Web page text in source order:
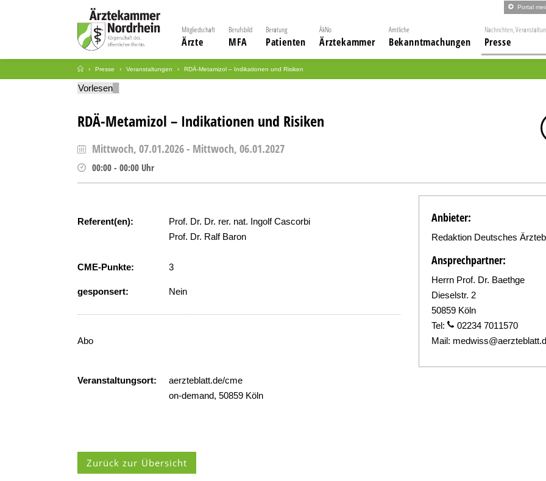
Portal
Mitgliedschaft
Ärzte
Berufsbild
MFA
Beratung
Patienten
ÄkNo
Ärztekammer
Amtliche
Bekanntmachungen
Nachrichten,
Presse
Presse Veranstaltungen RDÄ-Metamizol – Indikationen und Risiken
Vorlesen
RDÄ-Metamizol – Indikationen und Risiken
Mittwoch, 07.01.2026- Mittwoch, 06.01.2027
00:00 - 00:00 Uhr
Referent(en):
Prof. Dr. Dr. rer. nat. Ingolf Cascorbi
Prof. Dr. Ralf Baron
CME-Punkte: 3
gesponsert: Nein
Abo
Veranstaltungsort:
aerzteblatt.de/cme
on-demand, 50859 Köln
Anbieter:
Redaktion Deutsches
Ansprechpartner:
Herrn Prof. Dr. Baethge
Dieselstr. 2
50859 Köln
Tel:
02234 7011570
Mail:
Zurück zur Übersicht